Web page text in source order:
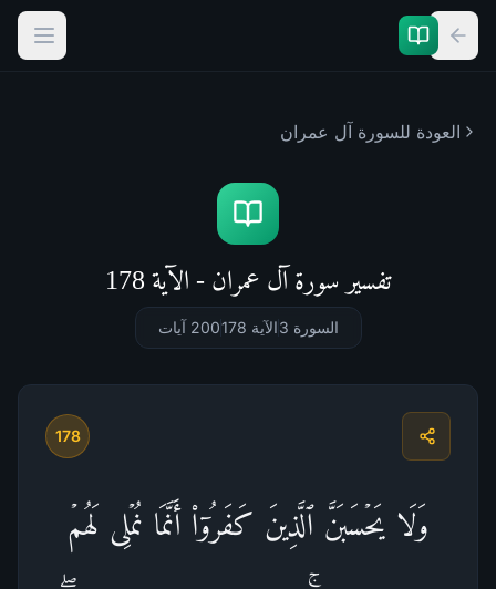
العودة للسورة آل عمران
تفسير سورة آل عمران - الآية 178
السورة 3 الآية 178 200 آيات
178
وَلَا یَحۡسَبَنَّ ٱلَّذِینَ كَفَرُوۤا۟ أَنَّمَا نُمۡلِی لَهُمۡ